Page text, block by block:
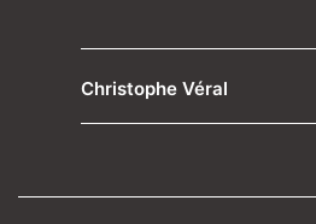
Christophe Véral